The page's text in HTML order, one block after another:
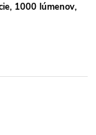
1000 lúmenov,